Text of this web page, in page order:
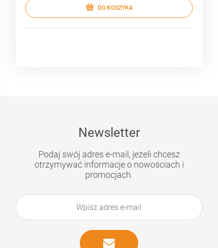
DO KOSZYKA
Newsletter
Podaj swój adres e-mail, jeżeli chcesz
otrzymywać informacje o nowościach i
promocjach.